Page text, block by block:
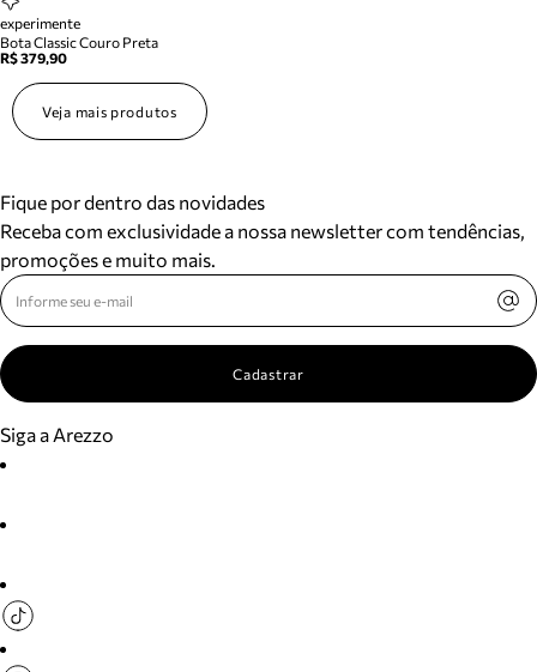
experimente
Bota Classic Couro Preta
R$ 379,90
Veja mais produtos
Fique por dentro das novidades
Receba com exclusividade a nossa newsletter com tendências,
promoções e muito mais.
Cadastrar
Siga a Arezzo